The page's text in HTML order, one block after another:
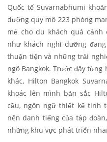
Quốc tế Suvarnabhumi
dưỡng quy mô 223 phòng
mẻ cho du khách quá
như khách nghỉ dưỡng
thuận tiện và những trải
ngõ Bangkok. Trước đây
khác, Hilton Bangkok
khoác lên mình bản sắc
cầu, ngôn ngữ thiết kế tinh
nên danh tiếng của tập
những khu vực phát triển